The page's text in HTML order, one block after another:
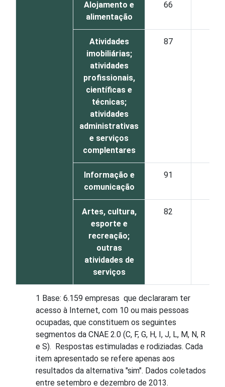
Alojamento e
alimentação
66
Atividades
imobiliárias;
atividades
profissionais,
científicas e
técnicas;
atividades
administrativas
e serviços
complentares
87
Informação e
comunicação
91
Artes, cultura,
esporte e
recreação;
outras
atividades de
serviços
82
1 Base: 6.159 empresas que declararam ter
acesso à Internet, com 10 ou mais pessoas
ocupadas, que constituem os seguintes
segmentos da CNAE 2.0 (C, F, G, H, I, J, L, M, N, R
e S). Respostas estimuladas e rodiziadas. Cada
item apresentado se refere apenas aos
resultados da alternativa "sim". Dados coletados
entre setembro e dezembro de 2013.